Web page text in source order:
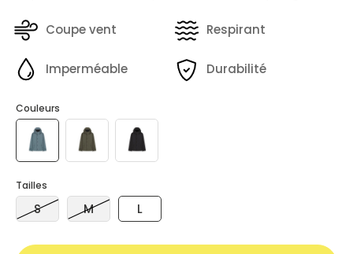
Coupe vent Respirant
Imperméable Durabilité
Couleurs
Tailles
S M L